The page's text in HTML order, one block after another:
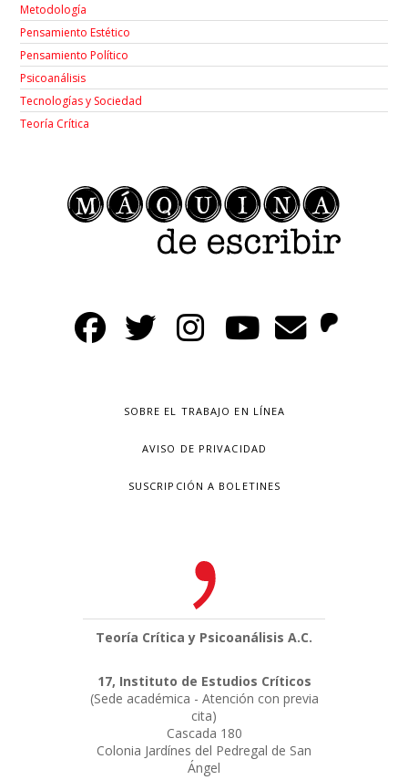
Metodología
Pensamiento Estético
Pensamiento Político
Psicoanálisis
Tecnologías y Sociedad
Teoría Crítica
SOBRE EL TRABAJO EN LÍNEA
AVISO DE PRIVACIDAD
SUSCRIPCIÓN A BOLETINES
Teoría Crítica y Psicoanálisis A.C.
17, Instituto de Estudios Críticos
(Sede académica - Atención con previa
cita)
Cascada 180
Colonia Jardínes del Pedregal de San
Ángel